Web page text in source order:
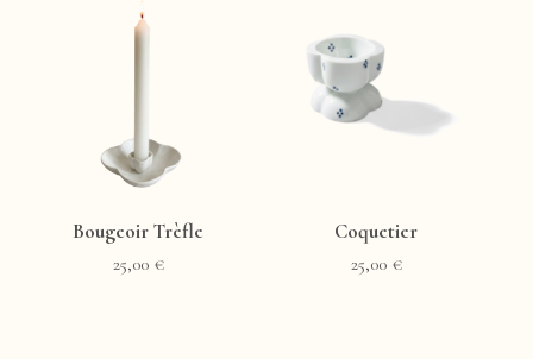
Bougeoir Trèfle
25,00 €
Coquetier
25,00 €